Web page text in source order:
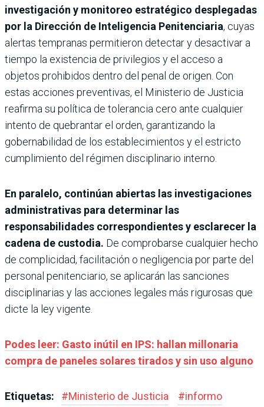
investigación y monitoreo estratégico desplegadas
por la Dirección de Inteligencia Penitenciaria, cuyas
alertas tempranas permitieron detectar y desactivar a
tiempo la existencia de privilegios y el acceso a
objetos prohibidos dentro del penal de origen. Con
estas acciones preventivas, el Ministerio de Justicia
reafirma su política de tolerancia cero ante cualquier
intento de quebrantar el orden, garantizando la
gobernabilidad de los establecimientos y el estricto
cumplimiento del régimen disciplinario interno.
En paralelo, continúan abiertas las investigaciones
administrativas para determinar las
responsabilidades correspondientes y esclarecer la
cadena de custodia. De comprobarse cualquier hecho
de complicidad, facilitación o negligencia por parte del
personal penitenciario, se aplicarán las sanciones
disciplinarias y las acciones legales más rigurosas que
dicte la ley vigente.
Podes leer: Gasto inútil en IPS: hallan millonaria
compra de paneles solares tirados y sin uso alguno
Etiquetas: #Ministerio de Justicia #informo